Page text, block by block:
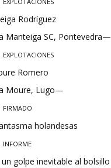
Rodríguez
Manteiga SC, Pontevedra—
Romero
Moure, Lugo—
holandesas
golpe inevitable al bolsillo